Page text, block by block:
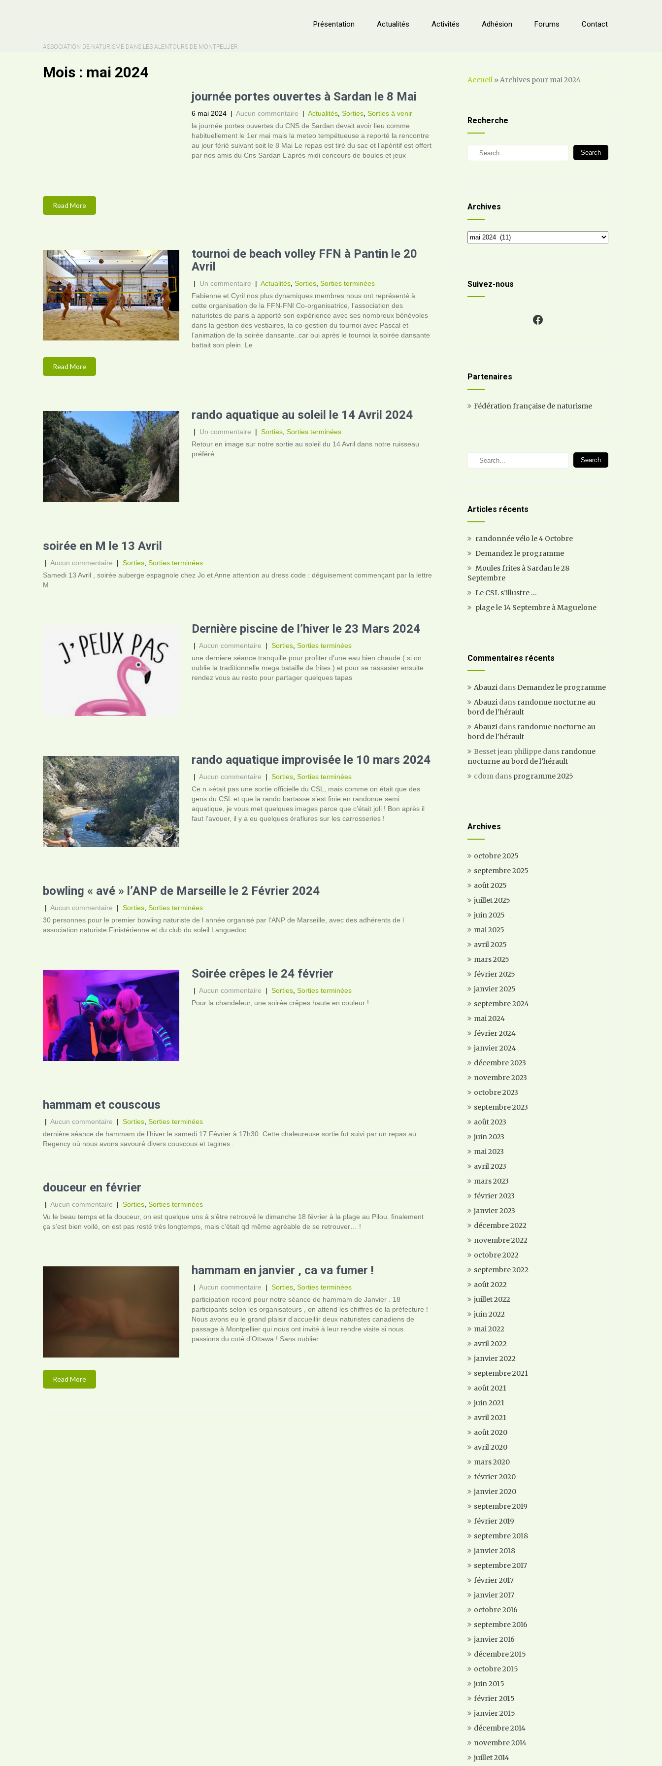
ASSOCIATION DE NATURISME DANS LES ALENTOURS DE MONTPELLIER
Présentation Actualités Activités Adhésion Forums Contact
Mois : mai 2024
journée portes ouvertes à Sardan le 8 Mai
6 mai 2024 | Aucun commentaire | Actualités, Sorties, Sorties à venir
la journée portes ouvertes du CNS de Sardan devait avoir lieu comme
habituellement le 1er mai mais la meteo tempétueuse a reporté la rencontre
au jour férié suivant soit le 8 Mai Le repas est tiré du sac et l’apéritif est offert
par nos amis du Cns Sardan L’après midi concours de boules et jeux
Read More
tournoi de beach volley FFN à Pantin le 20
Avril
| Un commentaire | Actualités, Sorties, Sorties terminées
Fabienne et Cyril nos plus dynamiques membres nous ont représenté à
cette organisation de la FFN-FNI Co-organisatrice, l’association des
naturistes de paris a apporté son expérience avec ses nombreux bénévoles
dans la gestion des vestiaires, la co-gestion du tournoi avec Pascal et
l’animation de la soirée dansante..car oui après le tournoi la soirée dansante
battait son plein. Le
Read More
rando aquatique au soleil le 14 Avril 2024
| Un commentaire | Sorties, Sorties terminées
Retour en image sur notre sortie au soleil du 14 Avril dans notre ruisseau
préféré…
soirée en M le 13 Avril
| Aucun commentaire | Sorties Sorties terminées
Samedi 13 Avril , soirée auberge espagnole chez Jo et Anne attention au dress code : déguisement commençant par la lettre
M
Dernière piscine de l’hiver le 23 Mars 2024
| Aucun commentaire | Sorties, Sorties terminées
une derniere séance tranquille pour profiter d’une eau bien chaude ( si on
oublie la traditionnelle mega bataille de frites ) et pour se rassasier ensuite
rendez vous au resto pour partager quelques tapas
rando aquatique improvisée le 10 mars 2024
| Aucun commentaire | Sorties, Sorties terminées
Ce n »était pas une sortie officielle du CSL, mais comme on était que des
gens du CSL et que la rando bartasse s’est finie en randonue semi
aquatique, je vous met quelques images parce que c’était joli ! Bon après il
faut l’avouer, il y a eu quelques éraflures sur les carrosseries !
bowling « avé » l’ANP de Marseille le 2 Février 2024
| Aucun commentaire | Sorties Sorties terminées
30 personnes pour le premier bowling naturiste de l année organisé par l’ANP de Marseille, avec des adhérents de l
association naturiste Finistérienne et du club du soleil Languedoc.
Soirée crêpes le 24 février
| Aucun commentaire | Sorties, Sorties terminées
Pour la chandeleur, une soirée crêpes haute en couleur !
hammam et couscous
| Aucun commentaire | Sorties Sorties terminées
dernière séance de hammam de l’hiver le samedi 17 Février à 17h30. Cette chaleureuse sortie fut suivi par un repas au
Regency où nous avons savouré divers couscous et tagines .
douceur en février
| Aucun commentaire | Sorties Sorties terminées
Vu le beau temps et la douceur, on est quelque uns à s’être retrouvé le dimanche 18 février à la plage au Pilou. finalement
ça s’est bien voilé, on est pas resté très longtemps, mais c’était qd même agréable de se retrouver… !
hammam en janvier , ca va fumer !
| Aucun commentaire | Sorties, Sorties terminées
participation record pour notre séance de hammam de Janvier . 18
participants selon les organisateurs , on attend les chiffres de la préfecture !
Nous avons eu le grand plaisir d’accueillir deux naturistes canadiens de
passage à Montpellier qui nous ont invité à leur rendre visite si nous
passions du coté d’Ottawa ! Sans oublier
Read More
Accueil »Archives pour mai 2024
Recherche
Search
Archives
Archives
Suivez-nous
Facebook
Partenaires
Fédération française de naturisme
Search
Articles récents
randonnée vélo le 4 Octobre
Demandez le programme
Moules frites à Sardan le 28
Septembre
Le CSL s’illustre …
plage le 14 Septembre à Maguelone
Commentaires récents
Abauzi dansDemandez le programme
Abauzi dans randonue nocturne au
bord de l’hérault
Abauzi dans randonue nocturne au
bord de l’hérault
Besset jean philippe dans randonue
nocturne au bord de l’hérault
cdom dans programme 2025
Archives
octobre 2025
septembre 2025
août 2025
juillet 2025
juin 2025
mai 2025
avril 2025
mars 2025
février 2025
janvier 2025
septembre 2024
mai 2024
février 2024
janvier 2024
décembre 2023
novembre 2023
octobre 2023
septembre 2023
août 2023
juin 2023
mai 2023
avril 2023
mars 2023
février 2023
janvier 2023
décembre 2022
novembre 2022
octobre 2022
septembre 2022
août 2022
juillet 2022
juin 2022
mai 2022
avril 2022
janvier 2022
septembre 2021
août 2021
juin 2021
avril 2021
août 2020
avril 2020
mars 2020
février 2020
janvier 2020
septembre 2019
février 2019
septembre 2018
janvier 2018
septembre 2017
février 2017
janvier 2017
octobre 2016
septembre 2016
janvier 2016
décembre 2015
octobre 2015
juin 2015
février 2015
janvier 2015
décembre 2014
novembre 2014
juillet 2014